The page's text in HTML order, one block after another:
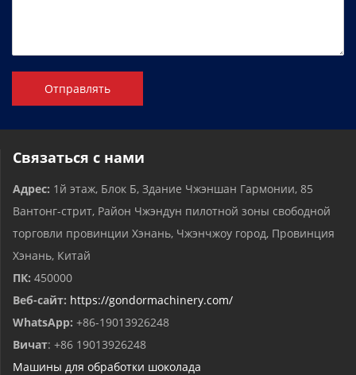
Отправлять
Связаться с нами
Адрес: 1й этаж, Блок Б, Здание Чжэншан Гармонии, 85
Вантонг-стрит, Район Чжэндун пилотной зоны свободной
торговли провинции Хэнань, Чжэнчжоу город, Провинция
Хэнань, Китай
ПК: 450000
Веб-сайт: https://gondormachinery.com/
WhatsApp: +86-19013926248
Вичат: +86 19013926248
Машины для обработки шоколада